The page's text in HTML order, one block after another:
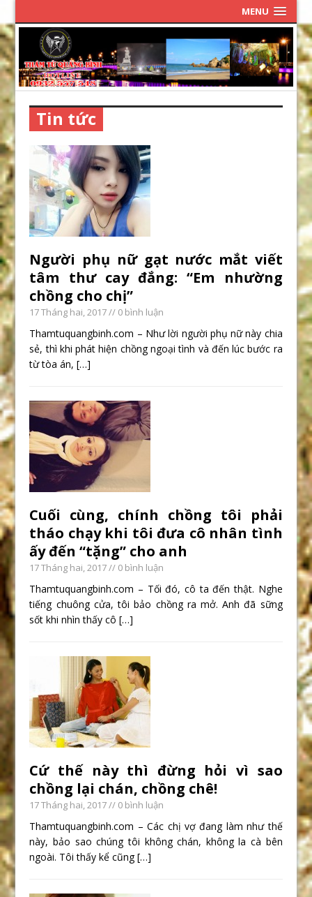
MENU
Tin tức
Người phụ nữ gạt nước mắt viết
tâm thư cay đắng: “Em nhường
chồng cho chị”
17 Tháng hai, 2017// 0 bình luận
Thamtuquangbinh.com – Như lời người phụ nữ này chia
sẻ, thì khi phát hiện chồng ngoại tình và đến lúc bước ra
từ tòa án,[…]
Cuối cùng, chính chồng tôi phải
tháo chạy khi tôi đưa cô nhân tình
ấy đến “tặng” cho anh
17 Tháng hai, 2017// 0 bình luận
Thamtuquangbinh.com – Tối đó, cô ta đến thật. Nghe
tiếng chuông cửa, tôi bảo chồng ra mở. Anh đã sững
sốt khi nhìn thấy cô[…]
Cứ thế này thì đừng hỏi vì sao
chồng lại chán, chồng chê!
17 Tháng hai, 2017// 0 bình luận
Thamtuquangbinh.com – Các chị vợ đang làm như thế
này, bảo sao chúng tôi không chán, không la cà bên
ngoài. Tôi thấy kể cũng[…]